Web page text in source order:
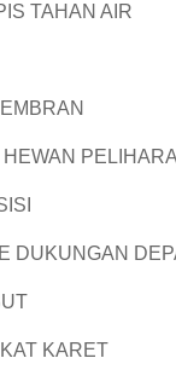
TAHAN AIR
DUKUNGAN
KARET